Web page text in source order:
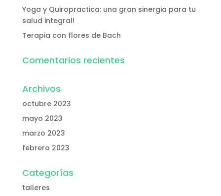
Yoga y Quiropractica: una gran sinergia para tu
salud integral!
Terapia con flores de Bach
Comentarios recientes
Archivos
octubre 2023
mayo 2023
marzo 2023
febrero 2023
Categorías
talleres